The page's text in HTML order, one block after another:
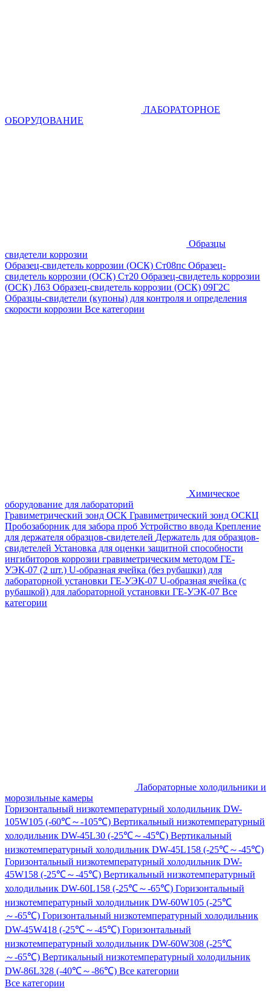
ЛАБОРАТОРНОЕ
ОБОРУДОВАНИЕ
Образцы
свидетели коррозии
Образец-свидетель коррозии (ОСК) Ст08пс Образец-
свидетель коррозии (ОСК) Ст20 Образец-свидетель коррозии
(ОСК) Л63 Образец-свидетель коррозии (ОСК) 09Г2С
Образцы-свидетели (купоны) для контроля и определения
скорости коррозии Все категории
Химическое
оборудование для лабораторий
Гравиметрический зонд ОСК Гравиметрический зонд ОСКЦ
Пробозаборник для забора проб Устройство ввода Крепление
для держателя образцов-свидетелей Держатель для образцов-
свидетелей Установка для оценки защитной способности
ингибиторов коррозии гравиметрическим методом ГЕ-
УЭК-07 (2 шт.) U-образная ячейка (без рубашки) для
лабораторной установки ГЕ-УЭК-07 U-образная ячейка (с
рубашкой) для лабораторной установки ГЕ-УЭК-07 Все
категории
Лабораторные холодильники и
морозильные камеры
Горизонтальный низкотемпературный холодильник DW-
105W105 (-60℃～-105℃) Вертикальный низкотемпературный
холодильник DW-45L30 (-25℃～-45℃) Вертикальный
низкотемпературный холодильник DW-45L158 (-25℃～-45℃)
Горизонтальный низкотемпературный холодильник DW-
45W158 (-25℃～-45℃) Вертикальный низкотемпературный
холодильник DW-60L158 (-25℃～-65℃) Горизонтальный
низкотемпературный холодильник DW-60W105 (-25℃
～-65℃) Горизонтальный низкотемпературный холодильник
DW-45W418 (-25℃～-45℃) Горизонтальный
низкотемпературный холодильник DW-60W308 (-25℃
～-65℃) Вертикальный низкотемпературный холодильник
DW-86L328 (-40℃～-86℃) Все категории
Все категории